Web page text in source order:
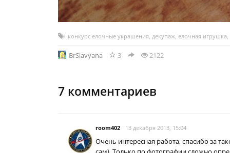
конкурс елочные украшения, декупаж, елочная игрушка,
BrSlavyana 3 2122
7 комментариев
room402 13 декабря 2013, 15:04
Очень интересная работа, спасибо за